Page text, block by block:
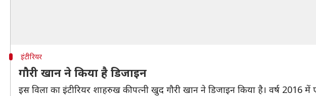
इंटीरियर
गौरी खान ने किया है डिजाइन
इस विला का इंटीरियर शाहरुख की पत्नी खुद गौरी खान ने डिजाइन किया है। वर्ष